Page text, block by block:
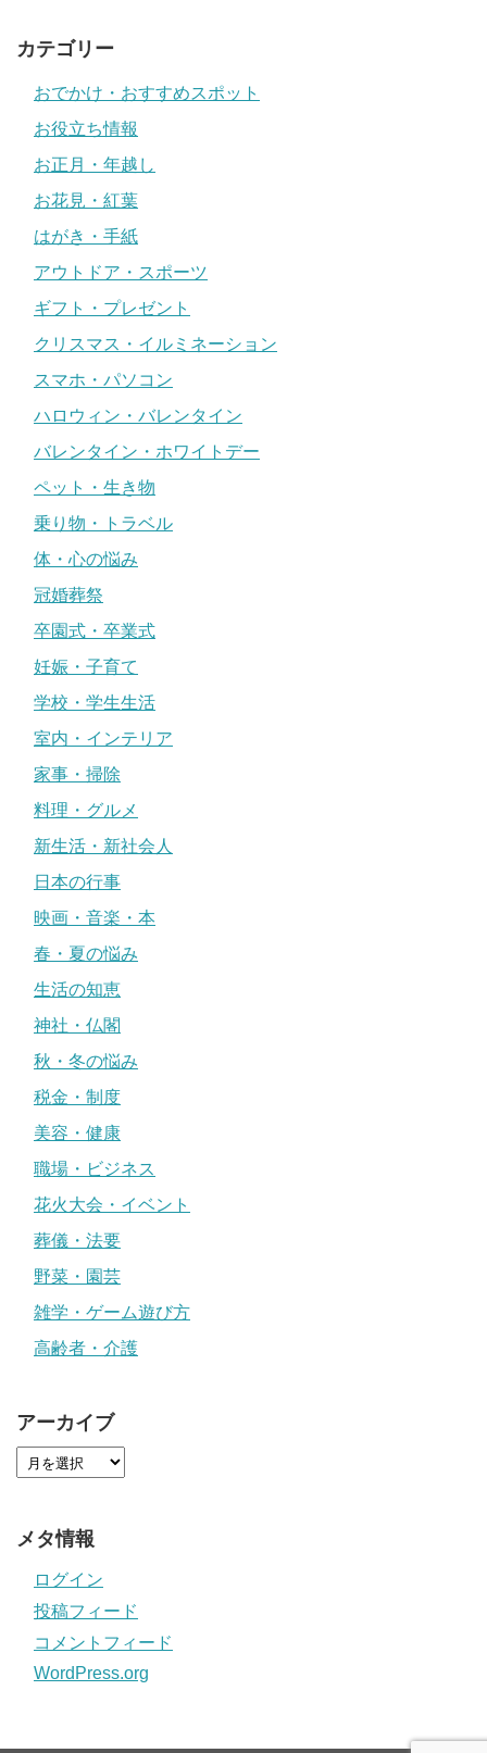
カテゴリー
おでかけ・おすすめスポット
お役立ち情報
お正月・年越し
お花見・紅葉
はがき・手紙
アウトドア・スポーツ
ギフト・プレゼント
クリスマス・イルミネーション
スマホ・パソコン
ハロウィン・バレンタイン
バレンタイン・ホワイトデー
ペット・生き物
乗り物・トラベル
体・心の悩み
冠婚葬祭
卒園式・卒業式
妊娠・子育て
学校・学生生活
室内・インテリア
家事・掃除
料理・グルメ
新生活・新社会人
日本の行事
映画・音楽・本
春・夏の悩み
生活の知恵
神社・仏閣
秋・冬の悩み
税金・制度
美容・健康
職場・ビジネス
花火大会・イベント
葬儀・法要
野菜・園芸
雑学・ゲーム遊び方
高齢者・介護
アーカイブ
メタ情報
ログイン
投稿フィード
コメントフィード
WordPress.org